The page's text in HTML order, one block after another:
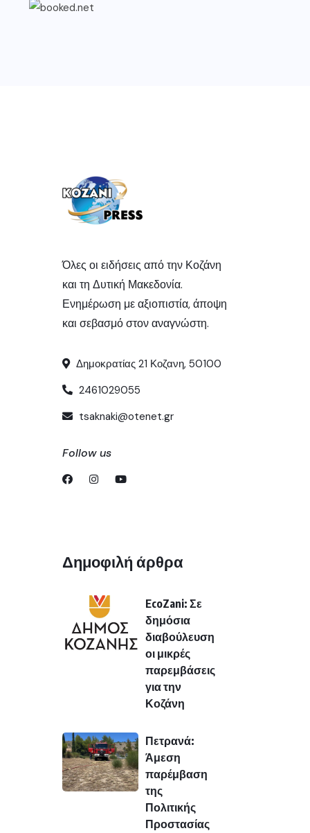
Όλες οι ειδήσεις από την Κοζάνη
και τη Δυτική Μακεδονία.
Ενημέρωση με αξιοπιστία, άποψη
και σεβασμό στον αναγνώστη.
Δημοκρατίας 21 Κοζανη, 50100
2461029055
tsaknaki@otenet.gr
Follow us
Δημοφιλή άρθρα
EcoZani: Σε
δημόσια
διαβούλευση
οι μικρές
παρεμβάσεις
για την
Κοζάνη
Πετρανά:
Άμεση
παρέμβαση
της
Πολιτικής
Προστασίας